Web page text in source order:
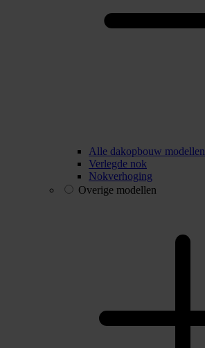
Alle dakopbouw modellen
Verlegde nok
Nokverhoging
Overige modellen